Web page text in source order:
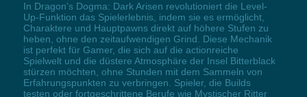
In Dragon's Dogma: Dark Arisen revolutioniert die Level-
Up-Funktion das Spielerlebnis, indem sie es ermöglicht,
Charaktere und Hauptpawns direkt auf höhere Stufen zu
heben, ohne den zeitaufwendigen Grind. Diese Mechanik
ist perfekt für Gamer, die sich auf die actionreiche
Spielwelt und die düstere Atmosphäre der Insel Bitterblack
stürzen möchten, ohne Stunden mit dem Sammeln von
Erfahrungspunkten zu verbringen. Spieler, die Builds
testen oder fortgeschrittene Berufe wie Mystischer Ritter